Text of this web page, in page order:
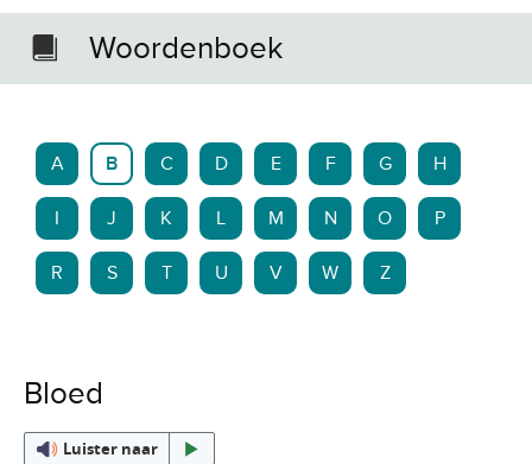
Woordenboek
A B C D E F G H
J K L M N O P
R S T U V W Z
Bloed
Luister naar